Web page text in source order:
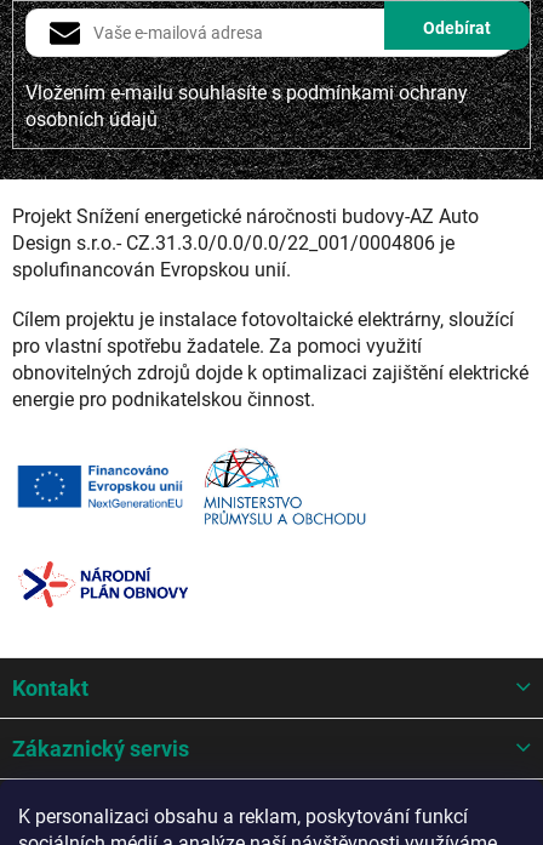
K personalizaci obsahu a reklam, poskytování funkcí
Vložením e-mailu souhlasíte spodmínkami ochrany
osobních údajů
Projekt Snížení energetické náročnosti budovy-AZ Auto
Design s.r.o.- CZ.31.3.0/0.0/0.0/22_001/0004806 je
spolufinancován Evropskou unií.
Cílem projektu je instalace fotovoltaické elektrárny, sloužící
pro vlastní spotřebu žadatele. Za pomoci využití
obnovitelných zdrojů dojde k optimalizaci zajištění elektrické
energie pro podnikatelskou činnost.
p
t
Kontakt
Zákaznický servis
Mohlo by se hodit